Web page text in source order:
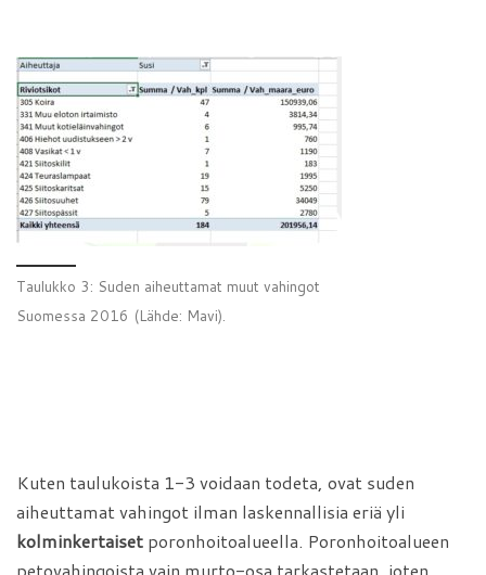
Taulukko 3: Suden aiheuttamat muut vahingot
Suomessa 2016 (Lähde: Mavi).
Kuten taulukoista 1-3 voidaan todeta, ovat suden
aiheuttamat vahingot ilman laskennallisia eriä yli
kolminkertaiset poronhoitoalueella. Poronhoitoalueen
petovahingoista vain murto-osa tarkastetaan, joten